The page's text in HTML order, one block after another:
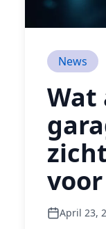
News
Wat
April 23,